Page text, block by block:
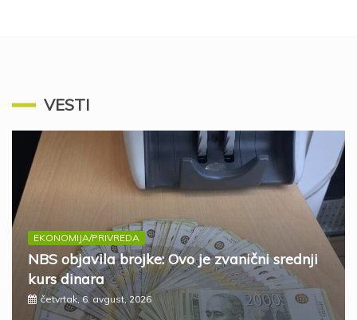
VESTI
EKONOMIJA/PRIVREDA
NBS objavila brojke: Ovo je zvanični srednji
kurs dinara
četvrtak, 6. avgust, 2026
SRBIJA
HEROJI SE VRAĆAJU U SRBIJU! Naši